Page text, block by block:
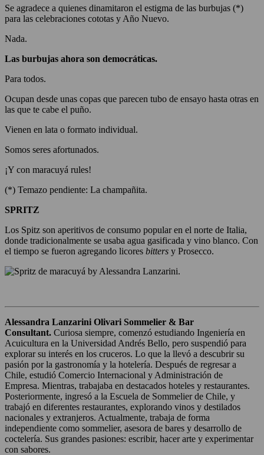
Se agradece a quienes dinamitaron el estigma de las burbujas (*)
para las celebraciones cototas y Año Nuevo.
Nada.
Las burbujas ahora son democráticas.
Para todos.
Ocupan desde unas copas que parecen tubo de ensayo hasta otras en
las que te cabe el puño.
Vienen en lata o formato individual.
Somos seres afortunados.
¡Y con maracuyá rules!
(*) Temazo pendiente: La champañita.
SPRITZ
Los Spitz son aperitivos de consumo popular en el norte de Italia,
donde tradicionalmente se usaba agua gasificada y vino blanco. Con
el tiempo se fueron agregando licores bitters y Prosecco.
Alessandra Lanzarini Olivari Sommelier & Bar
Consultant. Curiosa siempre, comenzó estudiando Ingeniería en
Acuicultura en la Universidad Andrés Bello, pero suspendió para
explorar su interés en los cruceros. Lo que la llevó a descubrir su
pasión por la gastronomía y la hotelería. Después de regresar a
Chile, estudió Comercio Internacional y Administración de
Empresa. Mientras, trabajaba en destacados hoteles y restaurantes.
Posteriormente, ingresó a la Escuela de Sommelier de Chile, y
trabajó en diferentes restaurantes, explorando vinos y destilados
nacionales y extranjeros. Actualmente, trabaja de forma
independiente como sommelier, asesora de bares y desarrollo de
coctelería. Sus grandes pasiones: escribir, hacer arte y experimentar
con sabores.